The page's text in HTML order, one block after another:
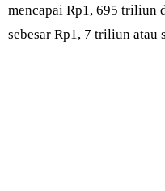
mencapai Rp1, 695 triliun
sebesar Rp1, 7 triliun atau